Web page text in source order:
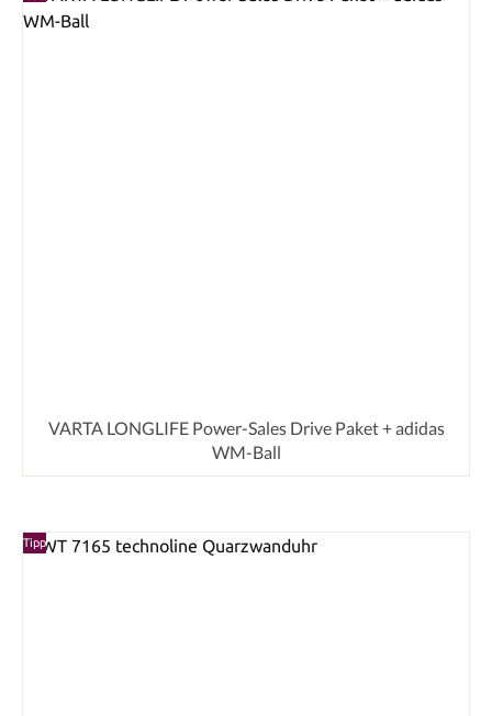
VARTA LONGLIFE Power-Sales Drive Paket + adidas
WM-Ball
Tipp